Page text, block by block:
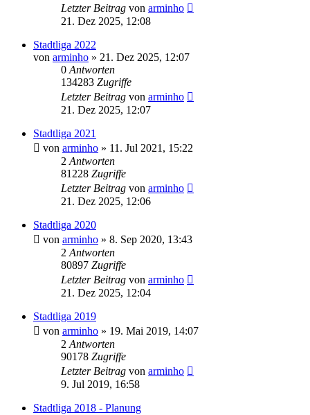
Letzter Beitrag von arminho
21. Dez 2025, 12:08
Stadtliga 2022
von arminho » 21. Dez 2025, 12:07
0 Antworten
134283 Zugriffe
Letzter Beitrag von arminho
21. Dez 2025, 12:07
Stadtliga 2021
von arminho » 11. Jul 2021, 15:22
2 Antworten
81228 Zugriffe
Letzter Beitrag von arminho
21. Dez 2025, 12:06
Stadtliga 2020
von arminho » 8. Sep 2020, 13:43
2 Antworten
80897 Zugriffe
Letzter Beitrag von arminho
21. Dez 2025, 12:04
Stadtliga 2019
von arminho » 19. Mai 2019, 14:07
2 Antworten
90178 Zugriffe
Letzter Beitrag von arminho
9. Jul 2019, 16:58
Stadtliga 2018 - Planung